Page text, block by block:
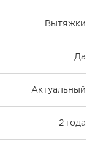
Вытяжки
Да
Актуальный
2 года